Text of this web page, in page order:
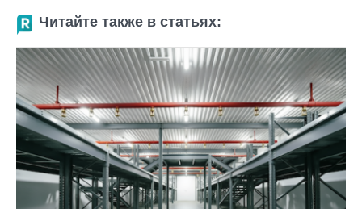
Читайте также в статьях: